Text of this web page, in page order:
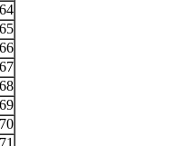
64
65
66
67
68
69
70
71